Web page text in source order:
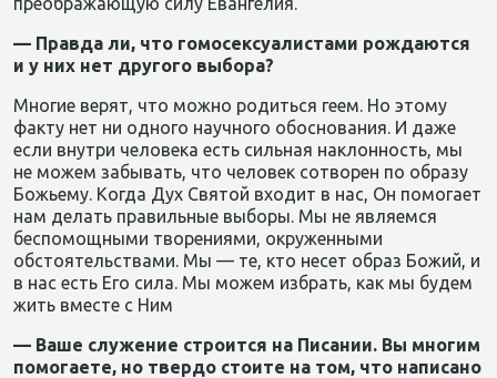
— Правда ли, что гомосексуалистами рождаются
и у них нет другого выбора?
Многие верят, что можно родиться геем. Но этому
факту нет ни одного научного обоснования. И даже
если внутри человека есть сильная наклонность, мы
не можем забывать, что человек сотворен по образу
Божьему. Когда Дух Святой входит в нас, Он помогает
нам делать правильные выборы. Мы не являемся
беспомощными творениями, окруженными
обстоятельствами. Мы — те, кто несет образ Божий, и
в нас есть Его сила. Мы можем избрать, как мы будем
жить вместе с Ним
— Ваше служение строится на Писании. Вы многим
помогаете, но твердо стоите на том, что написано